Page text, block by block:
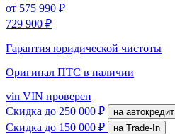
от 575 990 ₽
729 900 ₽
Гарантия юридической чистоты
Оригинал ПТС в наличии
vin VIN проверен
Скидка до 250 000 ₽ на автокредит
Скидка до 150 000 ₽
на Trade-In